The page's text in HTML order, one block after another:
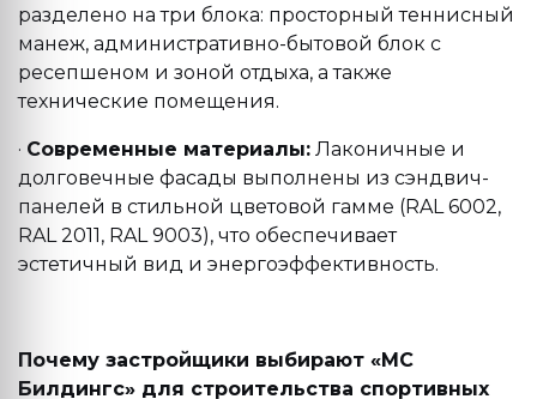
разделено на три блока: просторный теннисный
манеж, административно-бытовой блок с
ресепшеном и зоной отдыха, а также
технические помещения.
· Современные материалы: Лаконичные и
долговечные фасады выполнены из сэндвич-
панелей в стильной цветовой гамме (RAL 6002,
RAL 2011, RAL 9003), что обеспечивает
эстетичный вид и энергоэффективность.
Почему застройщики выбирают «МС
Билдингс» для строительства спортивных